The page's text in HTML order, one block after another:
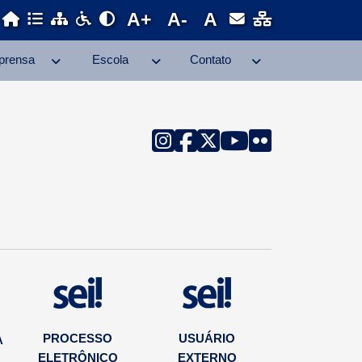
A+ A- A
Escola Contato
PROCESSO
ELETRÔNICO
USUÁRIO
EXTERNO